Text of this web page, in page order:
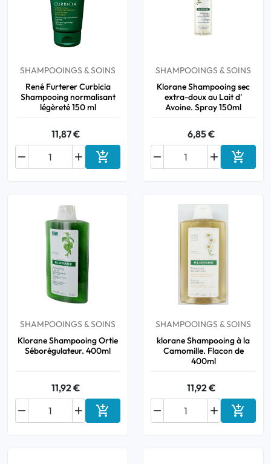
Sevrage tabagique
Sommeil / Nervosité
Phytothérapie
Élimination urinaire
Maux de l'hiver
Circulation sanguine
Troubles urinaires
Ménopause
Premiers soins
Bucco-dentaire
Anti-Poux
Homéopathie
Aromathérapie
Thés, tisanes et infusions
Digestion & Transit
Maux de gorge & système
respiratoire
Circulation, jambes lourdes
Symptômes Ménopause
Confort urinaire
SHAMPOOINGS & SOINS
René Furterer Curbicia
Shampooing normalisant
légèreté 150 ml
11,87 €

 Ajouter au panier
SHAMPOOINGS & SOINS
Klorane Shampooing sec
extra-doux au Lait d'
Avoine. Spray 150ml
6,85 €

 
SHAMPOOINGS & SOINS
Klorane Shampooing Ortie
Séborégulateur. 400ml
11,92 €

 Ajouter au panier
SHAMPOOINGS & SOINS
klorane Shampooing à la
Camomille. Flacon de
400ml
11,92 €

 